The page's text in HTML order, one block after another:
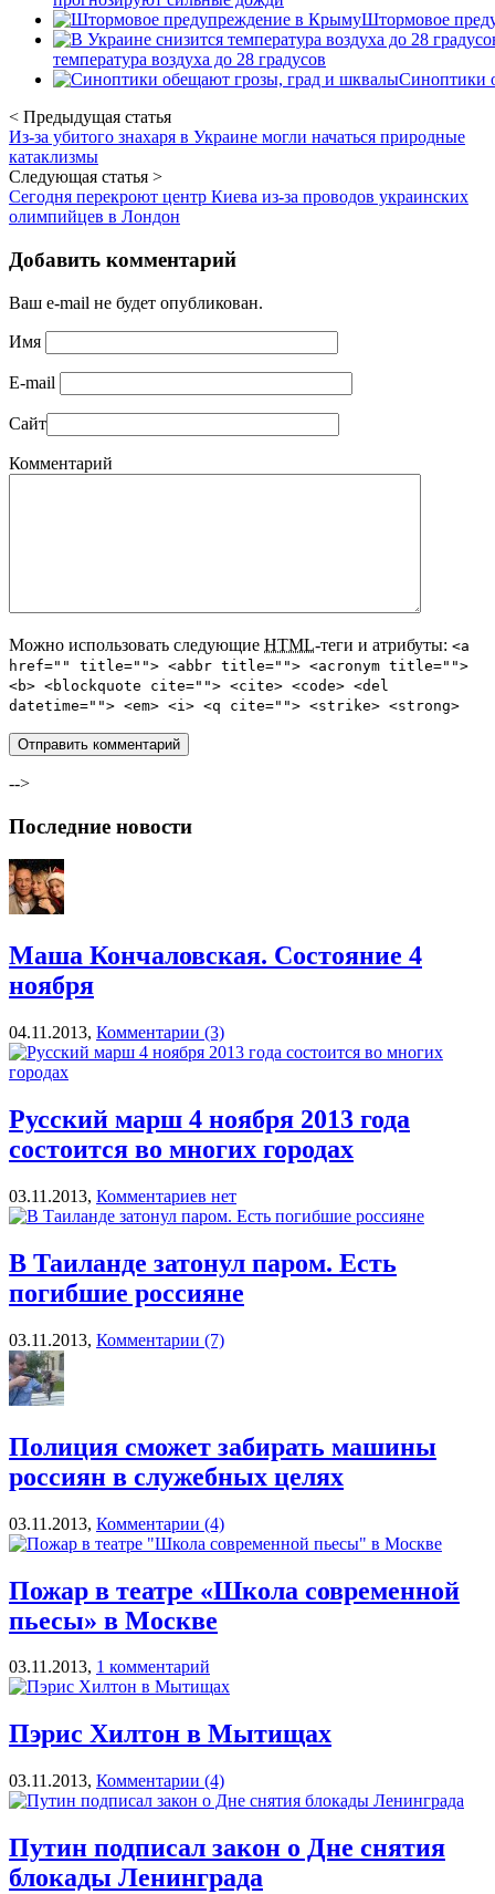
Штормовое
температура воздуха до 28 градусов
Синоптики
< Предыдущая статья
Из-за убитого знахаря в Украине могли начаться природные
катаклизмы
Следующая статья >
Сегодня перекроют центр Киева из-за проводов украинских
олимпийцев в Лондон
Добавить комментарий
Ваш e-mail не будет опубликован.
Имя
E-mail
Сайт
Комментарий
Можно использовать следующие HTML-теги и атрибуты: <a
href="" title=""> <abbr title=""> <acronym title="">
<b> <blockquote cite=""> <cite> <code> <del
datetime=""> <em> <i> <q cite=""> <strike> <strong>
-->
Последние новости
Маша Кончаловская. Состояние 4
ноября
04.11.2013, Комментарии (3)
Русский марш 4 ноября 2013 года
состоится во многих городах
03.11.2013, Комментариев нет
В Таиланде затонул паром. Есть
погибшие россияне
03.11.2013, Комментарии (7)
Полиция сможет забирать машины
россиян в служебных целях
03.11.2013, Комментарии (4)
Пожар в театре «Школа современной
пьесы» в Москве
03.11.2013, 1 комментарий
Пэрис Хилтон в Мытищах
03.11.2013, Комментарии (4)
Путин подписал закон о Дне снятия
блокады Ленинграда